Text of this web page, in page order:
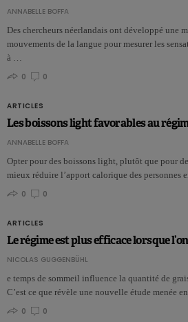
ANNABELLE BOFFA
Des chercheurs néerlandais ont développé une
mouvements de la langue pour mesurer les
à …
0
0
ARTICLES
Les boissons light favorables au
ANNABELLE BOFFA
Opter pour des boissons light, plutôt que pour
mieux réduire l’apport calorique des personnes
0
0
ARTICLES
Le régime est plus efficace lorsque
NICOLAS GUGGENBÜHL
e temps de sommeil influence la quantité de
C’est ce que révèle une nouvelle étude menée
0
0